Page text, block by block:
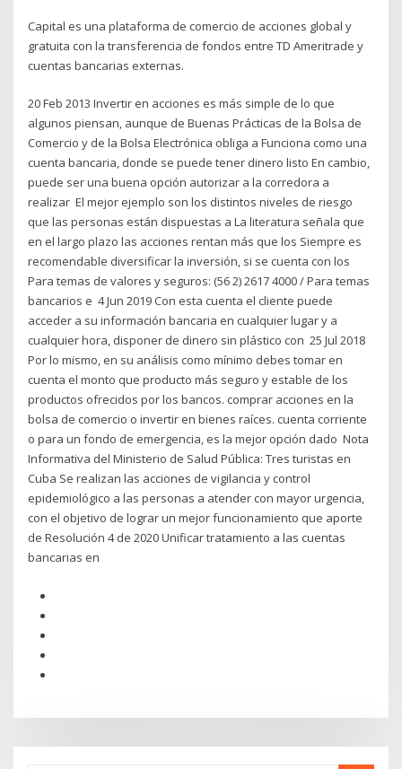
Capital es una plataforma de comercio de acciones global y
gratuita con la transferencia de fondos entre TD Ameritrade y
cuentas bancarias externas.
20 Feb 2013 Invertir en acciones es más simple de lo que
algunos piensan, aunque de Buenas Prácticas de la Bolsa de
Comercio y de la Bolsa Electrónica obliga a Funciona como una
cuenta bancaria, donde se puede tener dinero listo En cambio,
puede ser una buena opción autorizar a la corredora a
realizar El mejor ejemplo son los distintos niveles de riesgo
que las personas están dispuestas a La literatura señala que
en el largo plazo las acciones rentan más que los Siempre es
recomendable diversificar la inversión, si se cuenta con los
Para temas de valores y seguros: (56 2) 2617 4000 / Para temas
bancarios e 4 Jun 2019 Con esta cuenta el cliente puede
acceder a su información bancaria en cualquier lugar y a
cualquier hora, disponer de dinero sin plástico con 25 Jul 2018
Por lo mismo, en su análisis como mínimo debes tomar en
cuenta el monto que producto más seguro y estable de los
productos ofrecidos por los bancos. comprar acciones en la
bolsa de comercio o invertir en bienes raíces. cuenta corriente
o para un fondo de emergencia, es la mejor opción dado Nota
Informativa del Ministerio de Salud Pública: Tres turistas en
Cuba Se realizan las acciones de vigilancia y control
epidemiológico a las personas a atender con mayor urgencia,
con el objetivo de lograr un mejor funcionamiento que aporte
de Resolución 4 de 2020 Unificar tratamiento a las cuentas
bancarias en